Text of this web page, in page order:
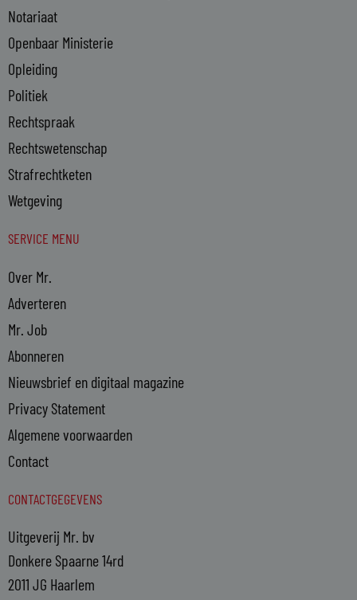
Notariaat
Openbaar Ministerie
Opleiding
Politiek
Rechtspraak
Rechtswetenschap
Strafrechtketen
Wetgeving
SERVICE MENU
Over Mr.
Adverteren
Mr. Job
Abonneren
Nieuwsbrief en digitaal magazine
Privacy Statement
Algemene voorwaarden
Contact
CONTACTGEGEVENS
Uitgeverij Mr. bv
Donkere Spaarne 14rd
2011 JG Haarlem